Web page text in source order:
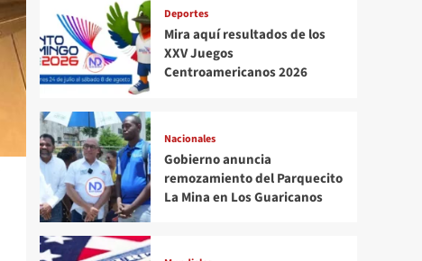
Deportes
Mira aquí resultados de los
XXV Juegos
Centroamericanos 2026
Nacionales
Gobierno anuncia
remozamiento del Parquecito
La Mina en Los Guaricanos